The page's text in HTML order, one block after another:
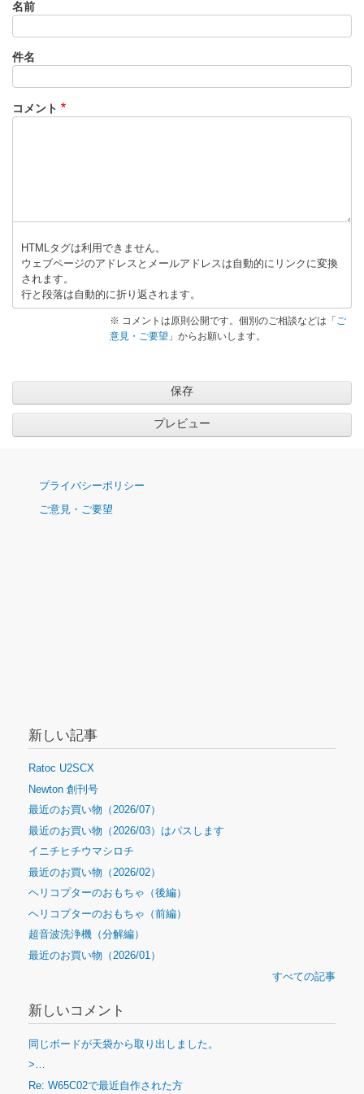
名前
件名
コメント
HTMLタグは利用できません。
ウェブページのアドレスとメールアドレスは自動的にリンクに変換
されます。
行と段落は自動的に折り返されます。
※ コメントは原則公開です。個別のご相談などは「 ご
意見・ご要望 」からお願いします。
ナ
ゲ
プライバシーポリシー
ご意見・ご要望
新しい記事
Ratoc U2SCX
Newton 創刊号
最近のお買い物（2026/07）
最近のお買い物（2026/03）はパスします
イニチヒチウマシロチ
最近のお買い物（2026/02）
ヘリコプターのおもちゃ（後編）
ヘリコプターのおもちゃ（前編）
超音波洗浄機（分解編）
最近のお買い物（2026/01）
すべての記事
新しいコメント
同じボードが天袋から取り出しました。
>…
Re: W65C02で最近自作された方